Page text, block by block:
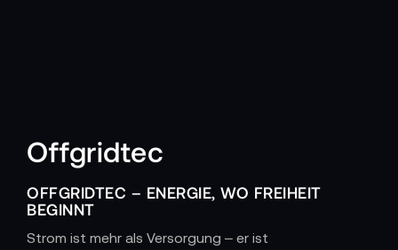
Offgridtec
OFFGRIDTEC – ENERGIE, WO FREIHEIT
BEGINNT
Strom ist mehr als Versorgung – er ist